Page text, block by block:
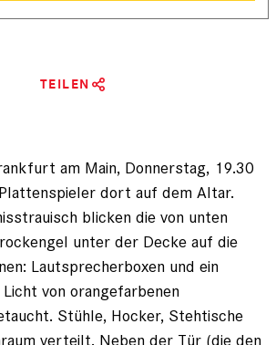
TEILEN
am Main, Donnerstag, 19.30
dort auf dem Altar.
blicken die von unten
unter der Decke auf die
Lautsprecherboxen und ein
von orangefarbenen
Stühle, Hocker, Stehtische
verteilt. Neben der Tür (die den